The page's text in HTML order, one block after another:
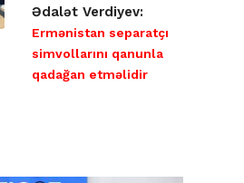
Ədalət Verdiyev:
Ermənistan separatçı
simvollarını qanunla
qadağan etməlidir